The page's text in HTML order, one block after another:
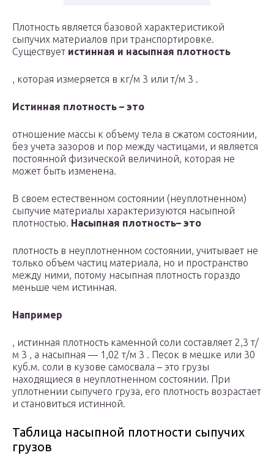
Плотность является базовой характеристикой
сыпучих материалов при транспортировке.
Существует истинная и насыпная плотность
, которая измеряется в кг/м 3 или т/м 3 .
Истинная плотность – это
отношение массы к объему тела в сжатом состоянии,
без учета зазоров и пор между частицами, и является
постоянной физической величиной, которая не
может быть изменена.
В своем естественном состоянии (неуплотненном)
сыпучие материалы характеризуются насыпной
плотностью. Насыпная плотность– это
плотность в неуплотненном состоянии, учитывает не
только объем частиц материала, но и пространство
между ними, потому насыпная плотность гораздо
меньше чем истинная.
Например
, истинная плотность каменной соли составляет 2,3 т/
м 3 , а насыпная — 1,02 т/м 3 . Песок в мешке или 30
куб.м. соли в кузове самосвала – это грузы
находящиеся в неуплотненном состоянии. При
уплотнении сыпучего груза, его плотность возрастает
и становиться истинной.
Таблица насыпной плотности сыпучих
грузов